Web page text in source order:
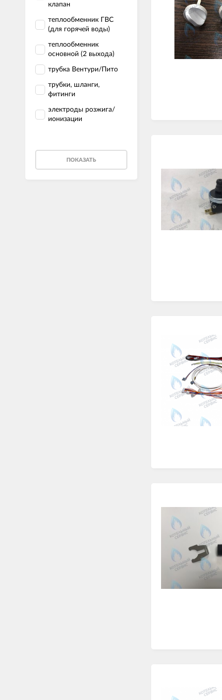
клапан
теплообменник ГВС
(для горячей воды)
теплообменник
основной (2 выхода)
трубка Вентури/Пито
трубки, шланги,
фитинги
электроды розжига/
ионизации
ПОКАЗАТЬ